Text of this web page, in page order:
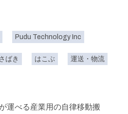
Pudu Technology Inc
ばき はこぶ 運送・物流
運べる産業用の自律移動搬